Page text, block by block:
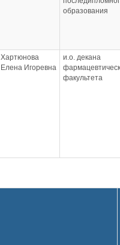
образования
Хартюнова
Елена Игоревна
и.о. декана
факультета